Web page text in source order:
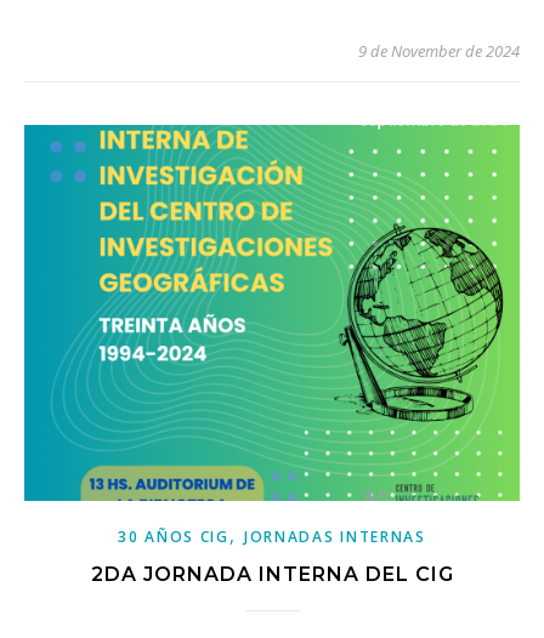
9 de November de 2024
30 AÑOS CIG, JORNADAS INTERNAS
2DA JORNADA INTERNA DEL CIG